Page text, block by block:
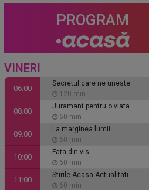
PROGRAM
VINERI
06:00
Secretul care ne uneste
120 min
08:00
Juramant pentru o viata
60 min
09:00
La marginea lumii
60 min
10:00
Fata din vis
60 min
11:00
Stirile Acasa Actualitati
60 min